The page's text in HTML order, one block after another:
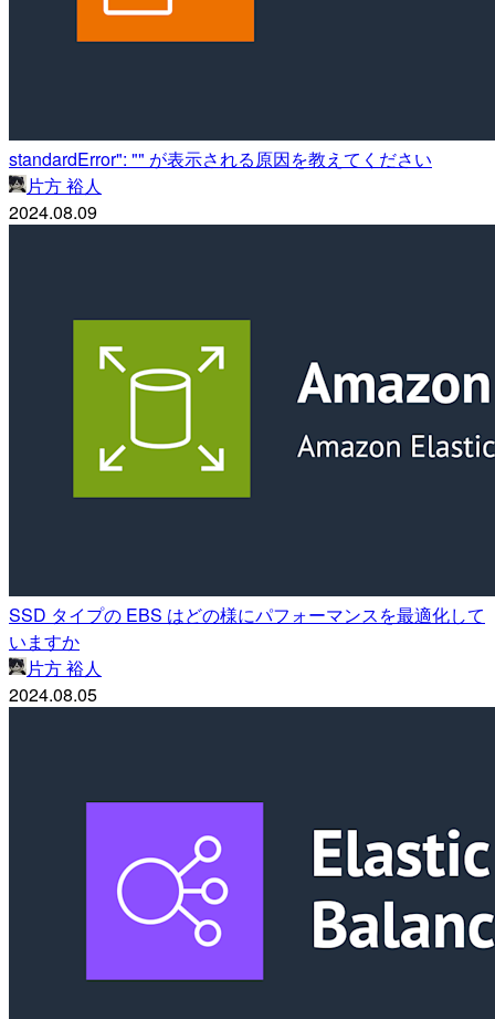
standardError": "" が表示される原因を教えてください
片方 裕人
2024.08.09
SSD タイプの EBS はどの様にパフォーマンスを最適化して
いますか
片方 裕人
2024.08.05